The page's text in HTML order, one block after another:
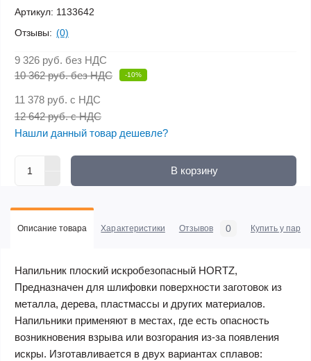
Артикул: 1133642
Отзывы: (0)
9 326 руб. без НДС
10 362 руб. без НДС
-10%
11 378 руб. с НДС
12 642 руб. с НДС
Нашли данный товар дешевле?
В корзину
Описание товара Характеристики Отзывов 0 Купить у
Напильник плоский искробезопасный HORTZ,
Предназначен для шлифовки поверхности заготовок из
металла, дерева, пластмассы и других материалов.
Напильники применяют в местах, где есть опасность
возникновения взрыва или возгорания из-за появления
искры. Изготавливается в двух вариантах сплавов: